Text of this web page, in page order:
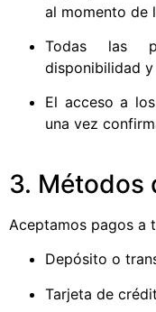
al momento de
Todas las
disponibilidad
El acceso a
una vez
3. Métodos
Aceptamos pagos a
Depósito o
Tarjeta de